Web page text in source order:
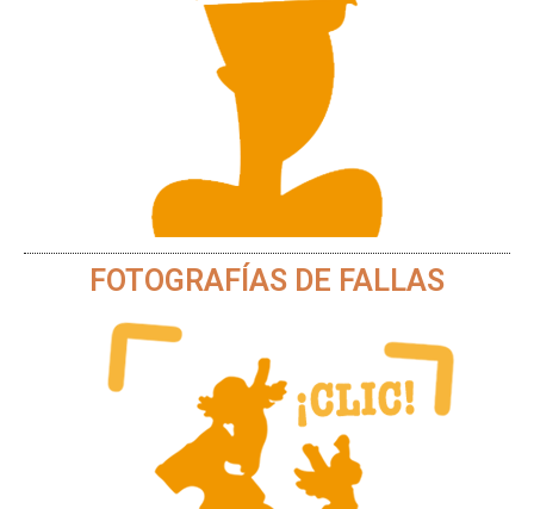
FOTOGRAFÍAS DE FALLAS